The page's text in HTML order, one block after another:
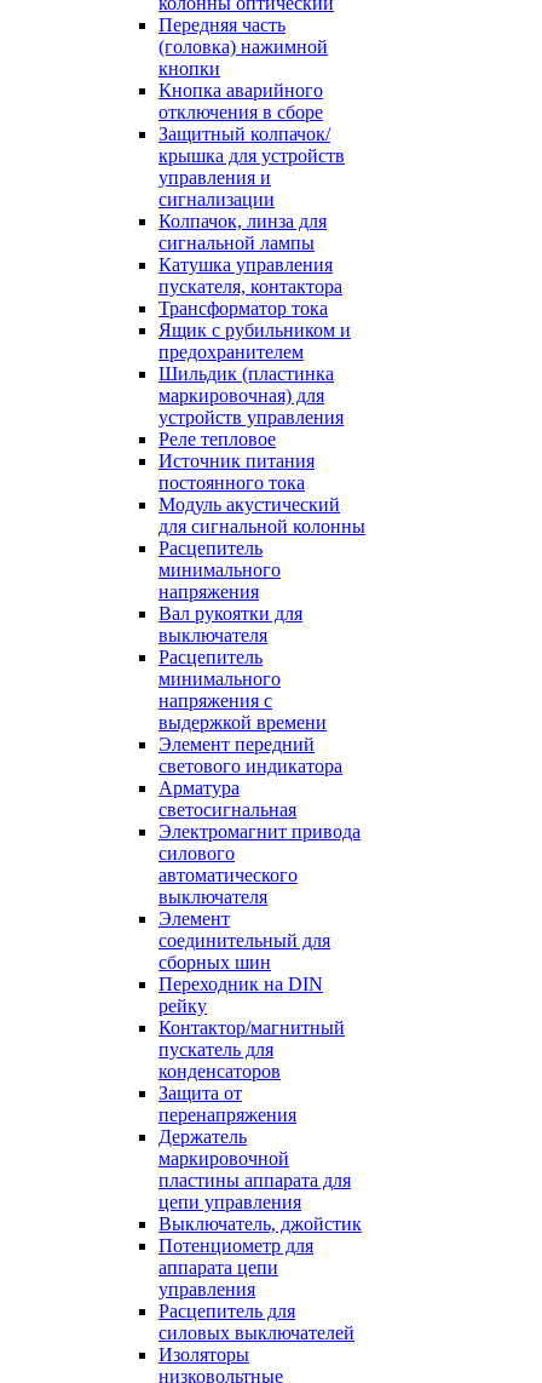
Передняя часть
(головка) нажимной
кнопки
Кнопка аварийного
отключения в сборе
Защитный колпачок/
крышка для устройств
управления и
сигнализации
Колпачок, линза для
сигнальной лампы
Катушка управления
пускателя, контактора
Трансформатор тока
Ящик с рубильником и
предохранителем
Шильдик (пластинка
маркировочная) для
устройств управления
Реле тепловое
Источник питания
постоянного тока
Модуль акустический
для сигнальной колонны
Расцепитель
минимального
напряжения
Вал рукоятки для
выключателя
Расцепитель
минимального
напряжения с
выдержкой времени
Элемент передний
светового индикатора
Арматура
светосигнальная
Электромагнит привода
силового
автоматического
выключателя
Элемент
соединительный для
сборных шин
Переходник на DIN
рейку
Контактор/магнитный
пускатель для
конденсаторов
Защита от
перенапряжения
Держатель
маркировочной
пластины аппарата для
цепи управления
Выключатель, джойстик
Потенциометр для
аппарата цепи
управления
Расцепитель для
силовых выключателей
Изоляторы
низковольтные